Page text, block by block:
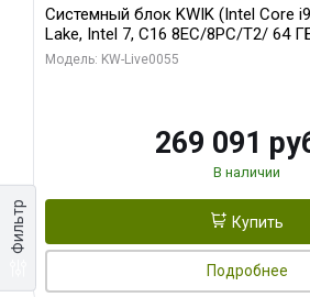
Фильтр
Системный блок KWIK (Intel Core
Lake, Intel 7, C16 8EC/8PC/T2/ 64
MSI RTX5080 SHADOW 3X OC 16GB
Модель: KW-Live0055
269 091
В наличии
Купить
Подробнее